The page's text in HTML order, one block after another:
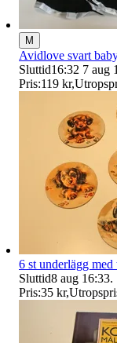
M
Avidlove svart
Sluttid16:32 7 aug
Pris:119 kr,
6 st underlägg
Sluttid8 aug 16:33.
Pris:35 kr,